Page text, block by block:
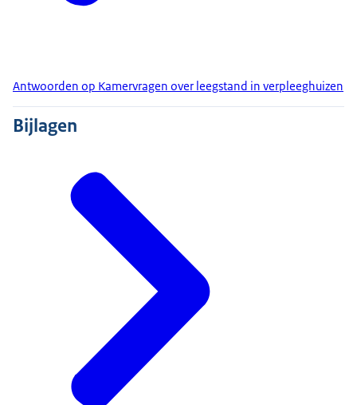
Antwoorden op Kamervragen over leegstand in verpleeghuizen
Bijlagen